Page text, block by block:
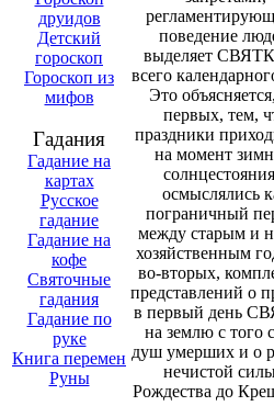
друидов
Детский
гороскоп
Гороскоп из
мифов
Гадания
Гадание на
картах
Русское
гадание
Гадание на
кофе
Святочные
гадания
Гадание по
руке
Книга перемен
Руны
поведение
выделяет
всего
Это
первых, тем,
праздники
на момент
осмыслялись
пограничный
между старым и
хозяйственным
во-вторых,
представлений о
в первый день
на землю с того
душ умерших и о
нечистой
Рождества до